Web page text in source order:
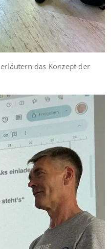
das Konzept der